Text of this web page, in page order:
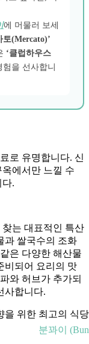
에 머물러 보세
토(Mercato)’
‘클럽하우스
을 선사합니
로 유명합니다. 신
에서만 느낄 수
.
는 대표적인 특산
과 쌀국수의 조화
은 다양한 해산물
비되어 요리의 맛
와 허브가 추가되
사합니다.
분꽈이